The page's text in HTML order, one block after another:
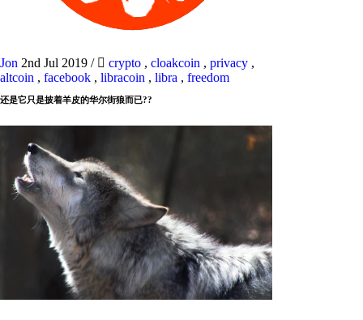
Jon 2nd Jul 2019 / crypto , cloakcoin , privacy ,
altcoin , facebook , libracoin , libra , freedom
还是它只是披着羊皮的华尔街狼而已??